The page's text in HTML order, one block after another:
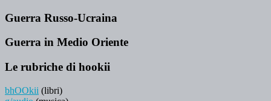
Guerra Russo-Ucraina
Guerra in Medio Oriente
Le rubriche di hookii
bhOOkii (libri)